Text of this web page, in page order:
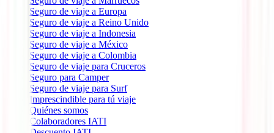
Seguro de viaje a Europa
Seguro de viaje a Reino Unido
Seguro de viaje a Indonesia
Seguro de viaje a México
Seguro de viaje a Colombia
Seguro de viaje para Cruceros
Seguro para Camper
Seguro de viaje para Surf
Imprescindible para tú viaje
Quiénes somos
Colaboradores IATI